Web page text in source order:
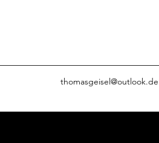
thomasgeisel@outlook.de